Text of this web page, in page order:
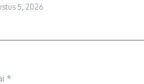
5, 2026
*